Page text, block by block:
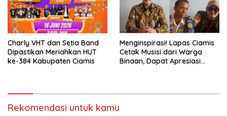
Charly VHT dan Setia Band
Dipastikan Meriahkan HUT
ke-384 Kabupaten Ciamis
Menginspirasi! Lapas Ciamis
Cetak Musisi dari Warga
Binaan, Dapat Apresiasi
Rekomendasi untuk kamu